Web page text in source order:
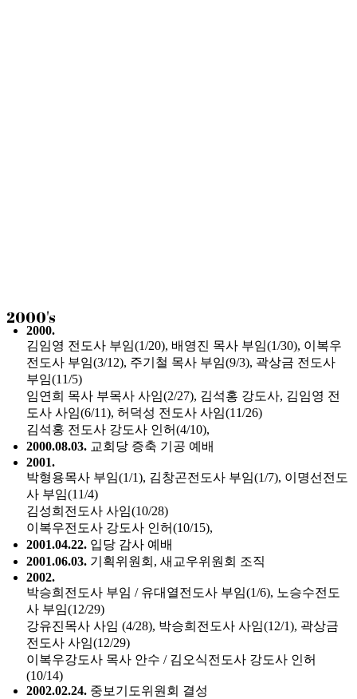
2000's
2000.
김임영 전도사 부임(1/20), 배영진 목사 부임(1/30), 이복우
전도사 부임(3/12), 주기철 목사 부임(9/3), 곽상금 전도사
부임(11/5)
임연희 목사 부목사 사임(2/27), 김석홍 강도사, 김임영 전
도사 사임(6/11), 허덕성 전도사 사임(11/26)
김석홍 전도사 강도사 인허(4/10),
2000.08.03. 교회당 증축 기공 예배
2001.
박형용목사 부임(1/1), 김창곤전도사 부임(1/7), 이명선전도
사 부임(11/4)
김성희전도사 사임(10/28)
이복우전도사 강도사 인허(10/15),
2001.04.22. 입당 감사 예배
2001.06.03. 기획위원회, 새교우위원회 조직
2002.
박승희전도사 부임 / 유대열전도사 부임(1/6), 노승수전도
사 부임(12/29)
강유진목사 사임 (4/28), 박승희전도사 사임(12/1), 곽상금
전도사 사임(12/29)
이복우강도사 목사 안수 / 김오식전도사 강도사 인허
(10/14)
2002.02.24. 중보기도위원회 결성